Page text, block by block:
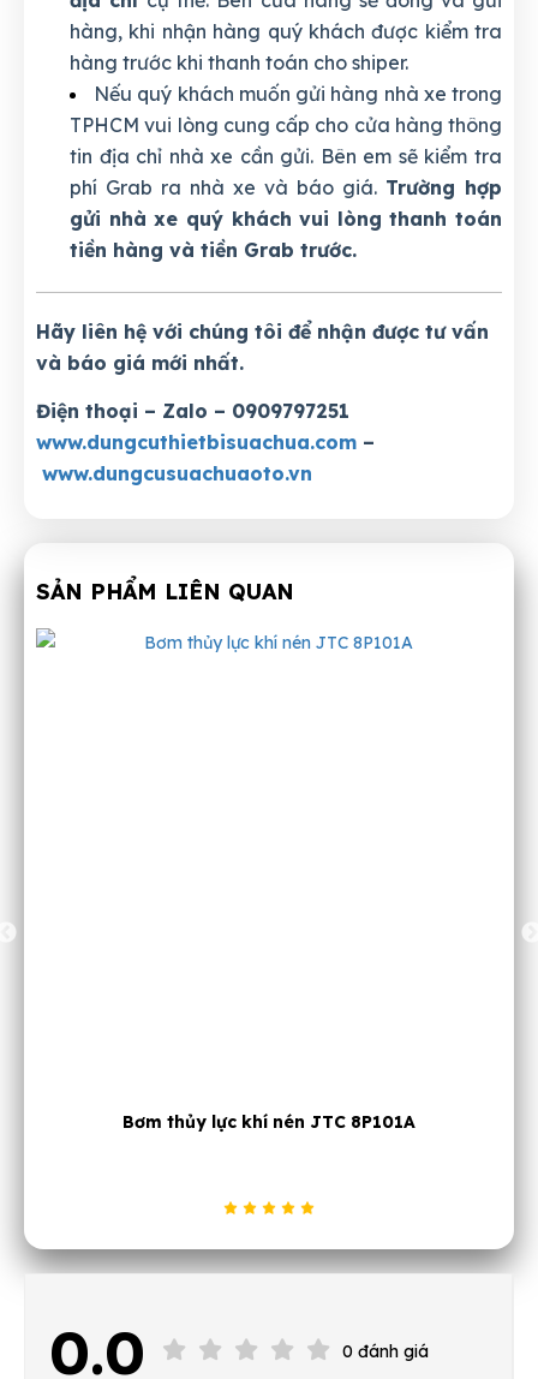
hàng, khi nhận hàng quý khách được kiểm tra
hàng trước khi thanh toán cho shiper.
Nếu quý khách muốn gửi hàng nhà xe trong
TPHCM vui lòng cung cấp cho cửa hàng thông
tin địa chỉ nhà xe cần gửi. Bên em sẽ kiểm tra
phí Grab ra nhà xe và báo giá. Trường hợp
gửi nhà xe quý khách vui lòng thanh toán
tiền hàng và tiền Grab trước.
Hãy liên hệ với chúng tôi để nhận được tư vấn
và báo giá mới nhất.
Điện thoại – Zalo – 0909797251
www.dungcuthietbisuachua.com –
www.dungcusuachuaoto.vn
SẢN PHẨM LIÊN QUAN
Bàn nằm sửa chữa gầm xe Torin TRH6802
0.0 0 đánh giá